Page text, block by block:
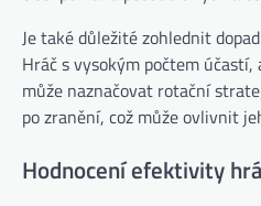
Je také důležité zohlednit
Hráč s vysokým počtem
může naznačovat rotační
po zranění, což může ovlivnit
Hodnocení efektivity